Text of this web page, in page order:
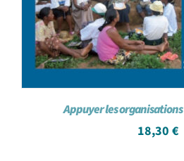
Appuyer les
18,30 €